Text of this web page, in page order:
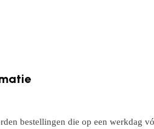
bestellingen die op een werkdag